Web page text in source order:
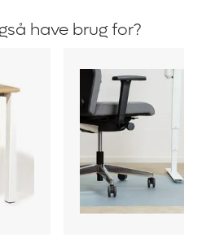
have brug for?
Protect,
uden
pigge